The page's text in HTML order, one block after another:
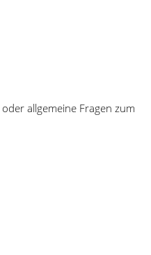
allgemeine Fragen zum